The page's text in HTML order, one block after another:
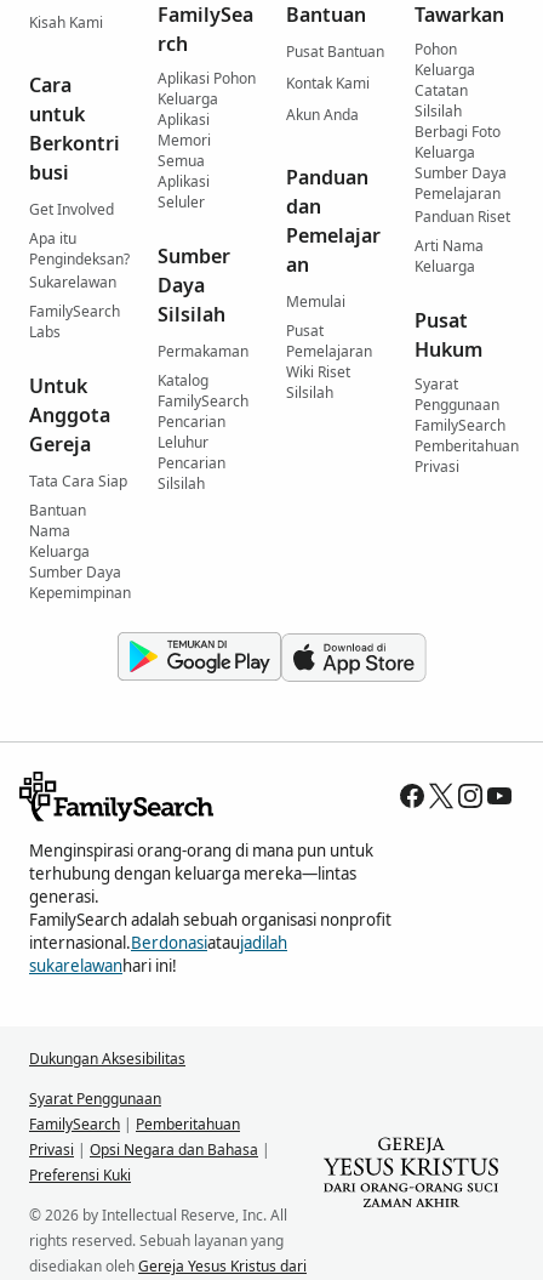
Kisah Kami
Cara
untuk
Berkontri
busi
Get Involved
Apa itu
Pengindeksan?
Sukarelawan
FamilySearch
Labs
Untuk
Anggota
Gereja
Tata Cara Siap
Bantuan
Nama
Keluarga
Sumber Daya
Kepemimpinan
FamilySea
rch
Aplikasi Pohon
Keluarga
Aplikasi
Memori
Semua
Aplikasi
Seluler
Sumber
Daya
Silsilah
Permakaman
Katalog
FamilySearch
Pencarian
Leluhur
Pencarian
Silsilah
Bantuan
Pusat Bantuan
Kontak Kami
Akun Anda
Panduan
dan
Pemelajar
an
Memulai
Pusat
Pemelajaran
Wiki Riset
Silsilah
Tawarkan
Pohon
Keluarga
Catatan
Silsilah
Berbagi Foto
Keluarga
Sumber Daya
Pemelajaran
Panduan Riset
Arti Nama
Keluarga
Pusat
Hukum
Syarat
Penggunaan
FamilySearch
Pemberitahuan
Privasi
Menginspirasi orang-orang di mana pun untuk
terhubung dengan keluarga mereka—lintas
generasi.
FamilySearch adalah sebuah organisasi nonprofit
internasional.Berdonasiataujadilah
sukarelawanhari ini!
Dukungan Aksesibilitas
Syarat Penggunaan
FamilySearch | Pemberitahuan
Privasi | Opsi Negara dan Bahasa |
Preferensi Kuki
© 2026 by Intellectual Reserve, Inc. All
rights reserved. Sebuah layanan yang
disediakan olehGereja Yesus Kristus dari